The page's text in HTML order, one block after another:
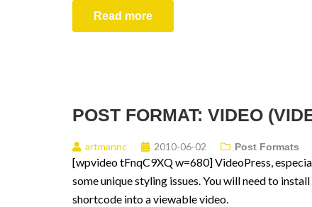
Read more
POST FORMAT: VIDEO
artmannc 2010-06-02 Post Formats
[wpvideo tFnqC9XQ w=680] VideoPress,
some unique styling issues. You will need to
shortcode into a viewable video.